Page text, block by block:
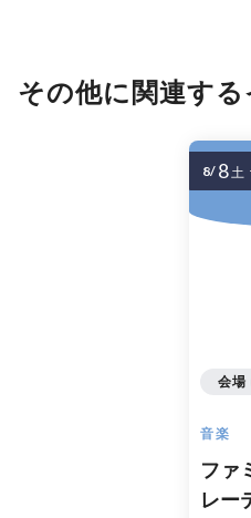
その他に関連する
音楽
ファ
レー
会場
8/ 8土